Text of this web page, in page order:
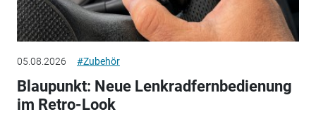
05.08.2026 #Zubehör
Blaupunkt: Neue Lenkradfernbedienung
im Retro-Look